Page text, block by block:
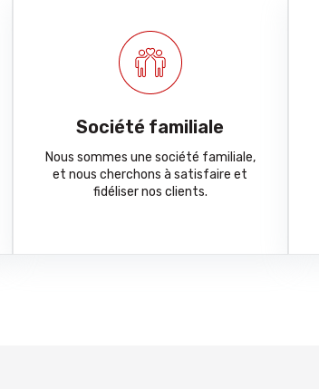
Société familiale
Nous sommes une société familiale,
et nous cherchons à satisfaire et
fidéliser nos clients.